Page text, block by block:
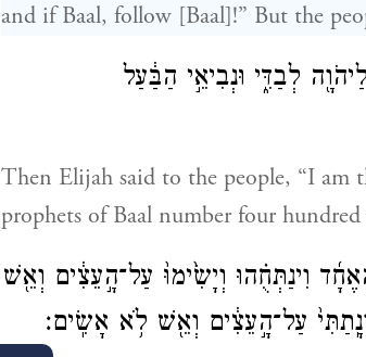
and if Baal, follow [Baal]!” But the
לְבַדִּ֑י וּנְבִיאֵ֣י הַבַּ֔עַל
Then Elijah said to the people, “I am
prophets of Baal number four
וִינַתְּחֻ֗הוּ וְיָשִׂ֙ימוּ֙ עַל־הָ֣עֵצִ֔ים וְאֵ֖שׁ
עַל־הָ֣עֵצִ֔ים וְאֵ֖שׁ לֹ֥א אָשִֽׂים׃